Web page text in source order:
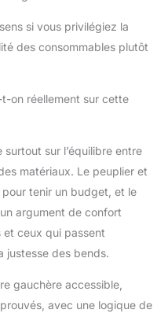
si vous privilégiez la
des consommables plutôt
on réellement sur cette
sur l’équilibre entre
matériaux. Le peuplier et
pour tenir un budget, et le
argument de confort
ceux qui passent
justesse des bends.
gauchère accessible,
avec une logique de